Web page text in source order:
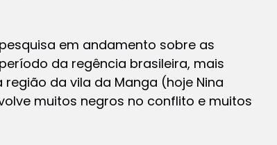
em andamento sobre as
da regência brasileira, mais
da vila da Manga (hoje Nina
muitos negros no conflito e muitos